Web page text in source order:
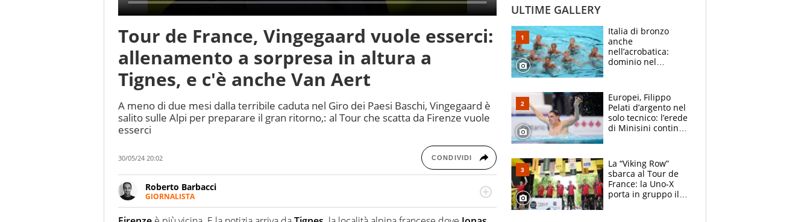
Tour de France, Vingegaard vuole esserci:
allenamento a sorpresa in altura a
Tignes, e c'è anche Van Aert
A meno di due mesi dalla terribile caduta nel Giro dei Paesi Baschi, Vingegaard è
salito sulle Alpi per preparare il gran ritorno,: al Tour che scatta da Firenze vuole
esserci
30/05/24 20:02 CONDIVIDI
Roberto Barbacci
GIORNALISTA
Giornalista (pubblicista) sportivo a tutto campo, è il tuttologo di Virgilio Sport. Provate a
chiedergli di boxe, di scherma, di volley o di curling: ve ne farà innamorare
ULTIME GALLERY
Italia di bronzo
anche
nell’acrobatica:
dominio nel
e compagni
continuare
Europei, Filippo
Pelati d’argento nel
solo tecnico: l’erede
di Minisini continua
mirino
La “Viking Row”
sbarca al Tour de
France: la Uno-X
porta in gruppo il